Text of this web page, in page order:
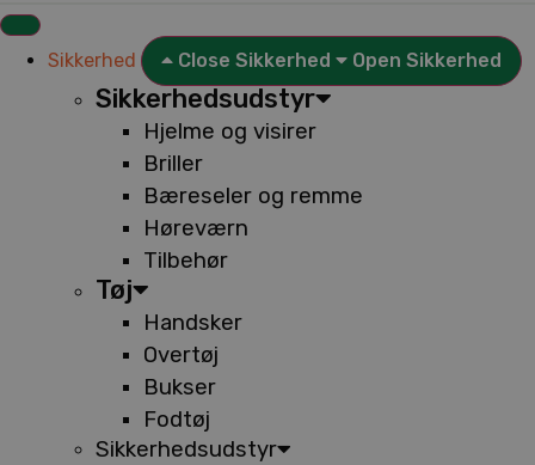
Sikkerhed Close Sikkerhed Open Sikkerhed
Sikkerhedsudstyr
Hjelme og visirer
Briller
Bæreseler og remme
Høreværn
Tilbehør
Tøj
Handsker
Overtøj
Bukser
Fodtøj
Sikkerhedsudstyr